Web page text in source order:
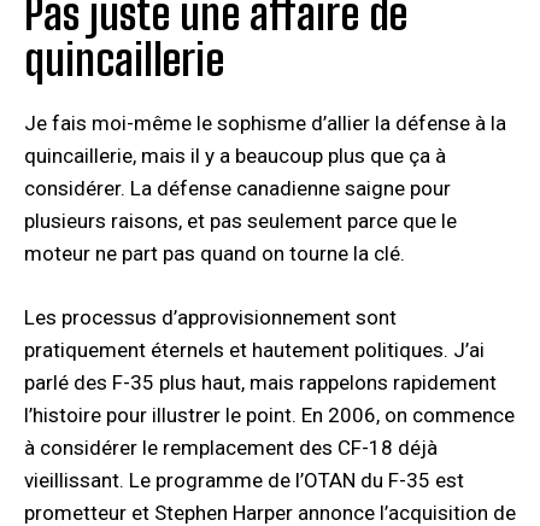
Pas juste une affaire de
quincaillerie
Je fais moi-même le sophisme d’allier la défense à la
quincaillerie, mais il y a beaucoup plus que ça à
considérer. La défense canadienne saigne pour
plusieurs raisons, et pas seulement parce que le
moteur ne part pas quand on tourne la clé.
Les processus d’approvisionnement sont
pratiquement éternels et hautement politiques. J’ai
parlé des F-35 plus haut, mais rappelons rapidement
l’histoire pour illustrer le point. En 2006, on commence
à considérer le remplacement des CF-18 déjà
vieillissant. Le programme de l’OTAN du F-35 est
prometteur et Stephen Harper annonce l’acquisition de